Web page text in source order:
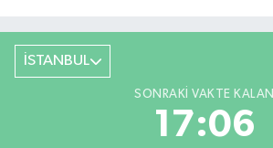
İSTANBUL
SONRAKI VAKTE KALAN
17:05